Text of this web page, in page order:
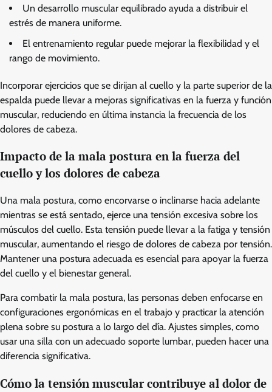
Un desarrollo muscular equilibrado ayuda a distribuir el
estrés de manera uniforme.
El entrenamiento regular puede mejorar la flexibilidad y el
rango de movimiento.
Incorporar ejercicios que se dirijan al cuello y la parte superior de la
espalda puede llevar a mejoras significativas en la fuerza y función
muscular, reduciendo en última instancia la frecuencia de los
dolores de cabeza.
Impacto de la mala postura en la fuerza del
cuello y los dolores de cabeza
Una mala postura, como encorvarse o inclinarse hacia adelante
mientras se está sentado, ejerce una tensión excesiva sobre los
músculos del cuello. Esta tensión puede llevar a la fatiga y tensión
muscular, aumentando el riesgo de dolores de cabeza por tensión.
Mantener una postura adecuada es esencial para apoyar la fuerza
del cuello y el bienestar general.
Para combatir la mala postura, las personas deben enfocarse en
configuraciones ergonómicas en el trabajo y practicar la atención
plena sobre su postura a lo largo del día. Ajustes simples, como
usar una silla con un adecuado soporte lumbar, pueden hacer una
diferencia significativa.
Cómo la tensión muscular contribuye al dolor de